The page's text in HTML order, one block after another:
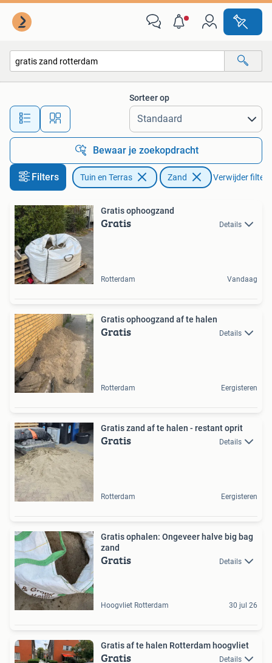
Alle afstanden…
Sorteer op
Bewaar je zoekopdracht
Filters Tuin en Terras Zand Verwijder filters
Gratis ophoogzand
Gratis Details
Rotterdam Vandaag
Gratis ophoogzand af te halen
Gratis Details
Rotterdam Eergisteren
Gratis zand af te halen - restant oprit
Gratis Details
Rotterdam Eergisteren
Gratis ophalen: Ongeveer halve big bag
zand
Gratis Details
Hoogvliet Rotterdam 30 jul 26
Gratis af te halen Rotterdam hoogvliet
Gratis Details